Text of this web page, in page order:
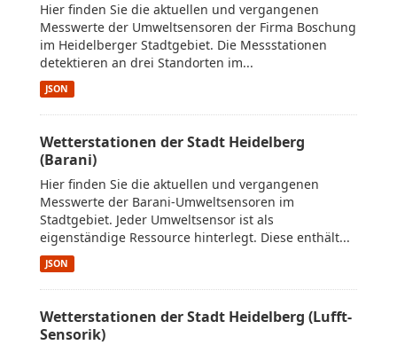
Hier finden Sie die aktuellen und vergangenen
Messwerte der Umweltsensoren der Firma Boschung
im Heidelberger Stadtgebiet. Die Messstationen
detektieren an drei Standorten im...
JSON
Wetterstationen der Stadt Heidelberg
(Barani)
Hier finden Sie die aktuellen und vergangenen
Messwerte der Barani-Umweltsensoren im
Stadtgebiet. Jeder Umweltsensor ist als
eigenständige Ressource hinterlegt. Diese enthält...
JSON
Wetterstationen der Stadt Heidelberg (Lufft-
Sensorik)